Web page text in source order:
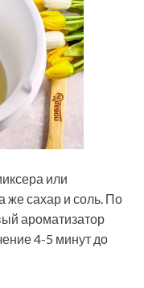
или
же сахар и соль. По
ароматизатор
4-5 минут до